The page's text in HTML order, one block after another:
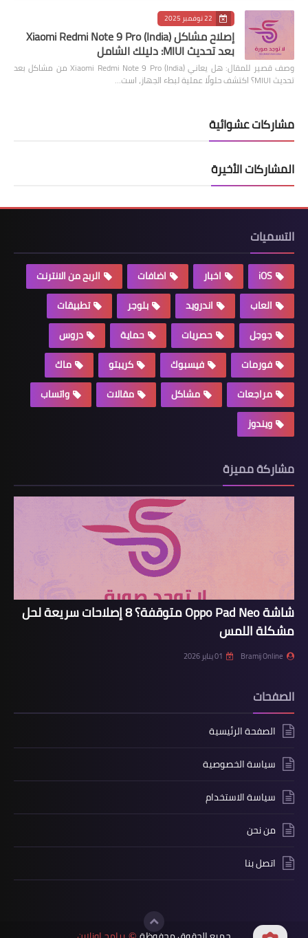
22 نوفمبر 2025
إصلاح مشاكل Xiaomi Redmi Note 9 Pro (India)
بعد تحديث MIUI: دليلك الشامل
وصف قصير للمقال: هل يعاني Xiaomi Redmi Note 9 Pro (India) من مشاكل بعد
تحديث MIUI؟ اكتشف حلولًا عملية لبطء الجهاز، است…
مشاركات عشوائية
المشاركات الأخيرة
التسميات
iOS اخبار اضافات
الربح من الانترنت
العاب
اندرويد بلوجر
تطبيقات
جوجل
حصريات حماية
دروس
فورمات
فيسبوك كريبتو
ماك
مراجعات
مشاكل مقالات
واتساب
ويندوز
مشاركة مميزة
شاشة Oppo Pad Neo متوقفة؟ 8 إصلاحات سريعة لحل
مشكلة اللمس
Bramij Online 01 يناير 2026
الصفحات
الصفحة الرئيسية
سياسة الخصوصية
سياسة الاستخدام
من نحن
اتصل بنا